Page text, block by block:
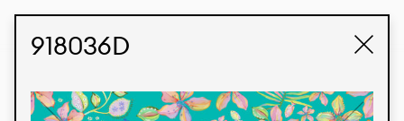
918036D
Produtos